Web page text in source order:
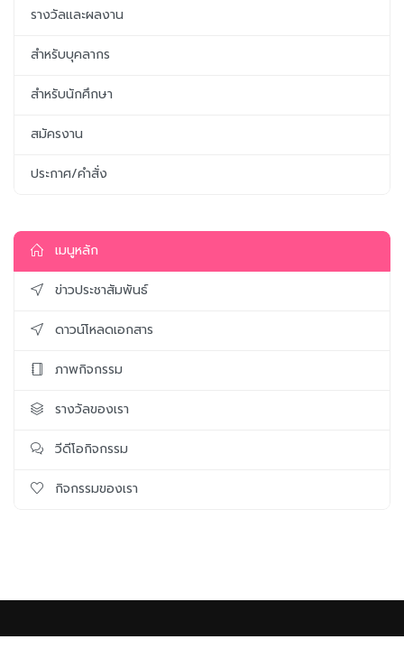
รางวัลและผลงาน
สำหรับบุคลากร
สำหรับนักศึกษา
สมัครงาน
ประกาศ/คำสั่ง
เมนูหลัก
ข่าวประชาสัมพันธ์
ดาวน์โหลดเอกสาร
ภาพกิจกรรม
รางวัลของเรา
วีดีโอกิจกรรม
กิจกรรมของเรา